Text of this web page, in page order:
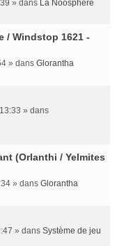
» dans La Noosphère
/ Windstop 1621 -
» dans Glorantha
» dans
(Orlanthi / Yelmites
» dans Glorantha
» dans Système de jeu